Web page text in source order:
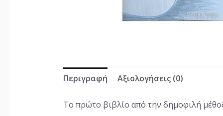
Περιγραφή Αξιολογήσεις (0)
Το πρώτο βιβλίο από την δημοφιλή